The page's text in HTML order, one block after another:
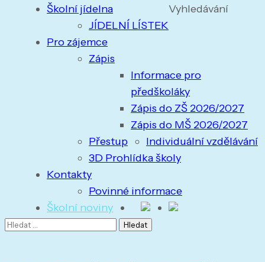
Školní jídelna
JÍDELNÍ LÍSTEK
Pro zájemce
Zápis
Informace pro
předškoláky
Zápis do ZŠ 2026/2027
Zápis do MŠ 2026/2027
Přestup
Individuální vzdělávání
3D Prohlídka školy
Kontakty
Povinné informace
Školní noviny
Vyhledávání